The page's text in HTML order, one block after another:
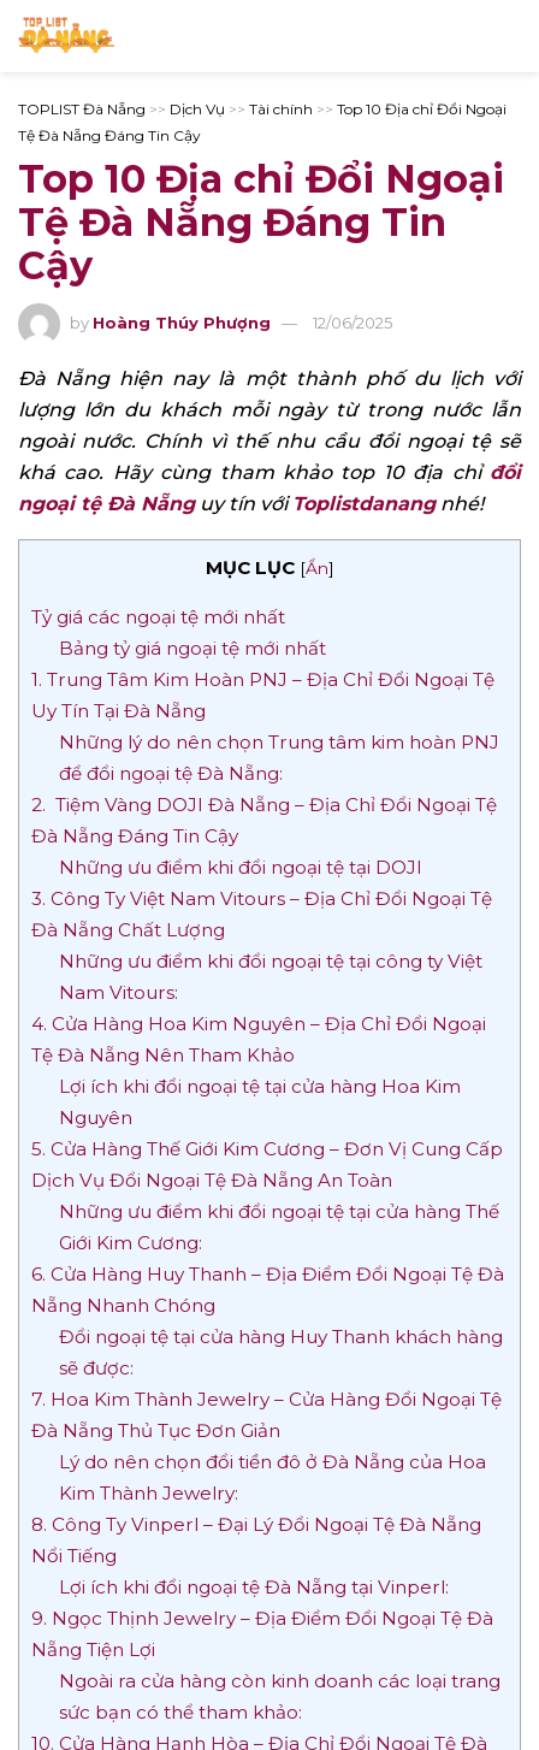
TOPLIST Đà Nẵng >> Dịch Vụ >> Tài chính >> Top 10 Địa chỉ Đổi Ngoại
Tệ Đà Nẵng Đáng Tin Cậy
Top 10 Địa chỉ Đổi Ngoại
Tệ Đà Nẵng Đáng Tin
Cậy
by Hoàng Thúy Phượng 12/06/2025
Đà Nẵng hiện nay là một thành phố du lịch với
lượng lớn du khách mỗi ngày từ trong nước lẫn
ngoài nước. Chính vì thế nhu cầu đổi ngoại tệ sẽ
khá cao. Hãy cùng tham khảo top 10 địa chỉ đổi
ngoại tệ Đà Nẵnguy tín với Toplistdanangnhé!
MỤC LỤC [Ẩn]
Tỷ giá các ngoại tệ mới nhất
Bảng tỷ giá ngoại tệ mới nhất
1. Trung Tâm Kim Hoàn PNJ – Địa Chỉ Đổi Ngoại Tệ
Uy Tín Tại Đà Nẵng
Những lý do nên chọn Trung tâm kim hoàn PNJ
để đổi ngoại tệ Đà Nẵng:
2. Tiệm Vàng DOJI Đà Nẵng – Địa Chỉ Đổi Ngoại Tệ
Đà Nẵng Đáng Tin Cậy
Những ưu điểm khi đổi ngoại tệ tại DOJI
3. Công Ty Việt Nam Vitours – Địa Chỉ Đổi Ngoại Tệ
Đà Nẵng Chất Lượng
Những ưu điểm khi đổi ngoại tệ tại công ty Việt
Nam Vitours:
4. Cửa Hàng Hoa Kim Nguyên – Địa Chỉ Đổi Ngoại
Tệ Đà Nẵng Nên Tham Khảo
Lợi ích khi đổi ngoại tệ tại cửa hàng Hoa Kim
Nguyên
5. Cửa Hàng Thế Giới Kim Cương – Đơn Vị Cung Cấp
Dịch Vụ Đổi Ngoại Tệ Đà Nẵng An Toàn
Những ưu điểm khi đổi ngoại tệ tại cửa hàng Thế
Giới Kim Cương:
6. Cửa Hàng Huy Thanh – Địa Điểm Đổi Ngoại Tệ Đà
Nẵng Nhanh Chóng
Đổi ngoại tệ tại cửa hàng Huy Thanh khách hàng
sẽ được:
7. Hoa Kim Thành Jewelry – Cửa Hàng Đổi Ngoại Tệ
Đà Nẵng Thủ Tục Đơn Giản
Lý do nên chọn đổi tiền đô ở Đà Nẵng của Hoa
Kim Thành Jewelry:
8. Công Ty Vinperl – Đại Lý Đổi Ngoại Tệ Đà Nẵng
Nổi Tiếng
Lợi ích khi đổi ngoại tệ Đà Nẵng tại Vinperl:
9. Ngọc Thịnh Jewelry – Địa Điểm Đổi Ngoại Tệ Đà
Nẵng Tiện Lợi
Ngoài ra cửa hàng còn kinh doanh các loại trang
sức bạn có thể tham khảo:
10. Cửa Hàng Hạnh Hòa – Địa Chỉ Đổi Ngoại Tệ Đà